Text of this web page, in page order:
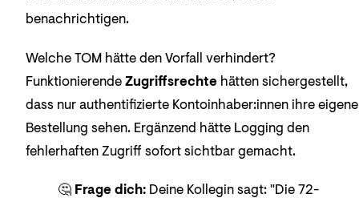
benachrichtigen.
Welche TOM hätte den Vorfall verhindert?
FunktionierendeZugriffsrechte hätten sichergestellt,
dass nur authentifizierte Kontoinhaber:innen ihre eigene
Bestellung sehen. Ergänzend hätte Logging den
fehlerhaften Zugriff sofort sichtbar gemacht.
🤔 Frage dich: Deine Kollegin sagt: "Die 72-